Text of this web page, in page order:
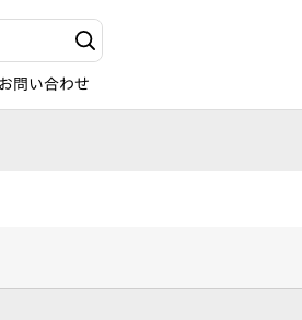
お問い合わせ